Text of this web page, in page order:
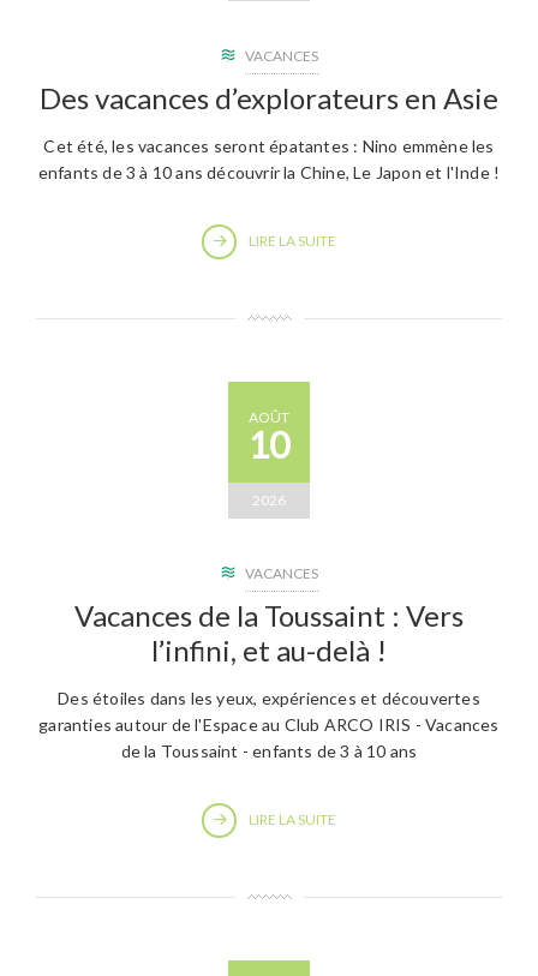
VACANCES
Des vacances d’explorateurs en Asie
Cet été, les vacances seront épatantes : Nino emmène les
enfants de 3 à 10 ans découvrir la Chine, Le Japon et l'Inde !
LIRE LA SUITE
AOÛT
10
2026
VACANCES
Vacances de la Toussaint : Vers
l’infini, et au-delà !
Des étoiles dans les yeux, expériences et découvertes
garanties autour de l'Espace au Club ARCO IRIS - Vacances
de la Toussaint - enfants de 3 à 10 ans
LIRE LA SUITE